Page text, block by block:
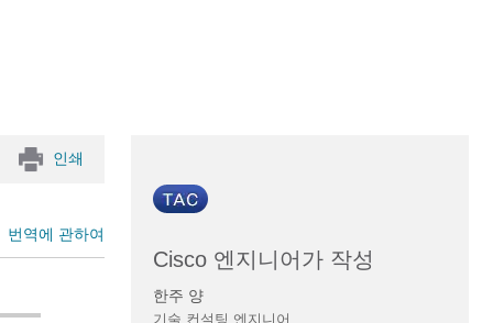
인쇄
번역에 관하여
Cisco 엔지니어가 작성
한주 양
기술 컨설팅 엔지니어